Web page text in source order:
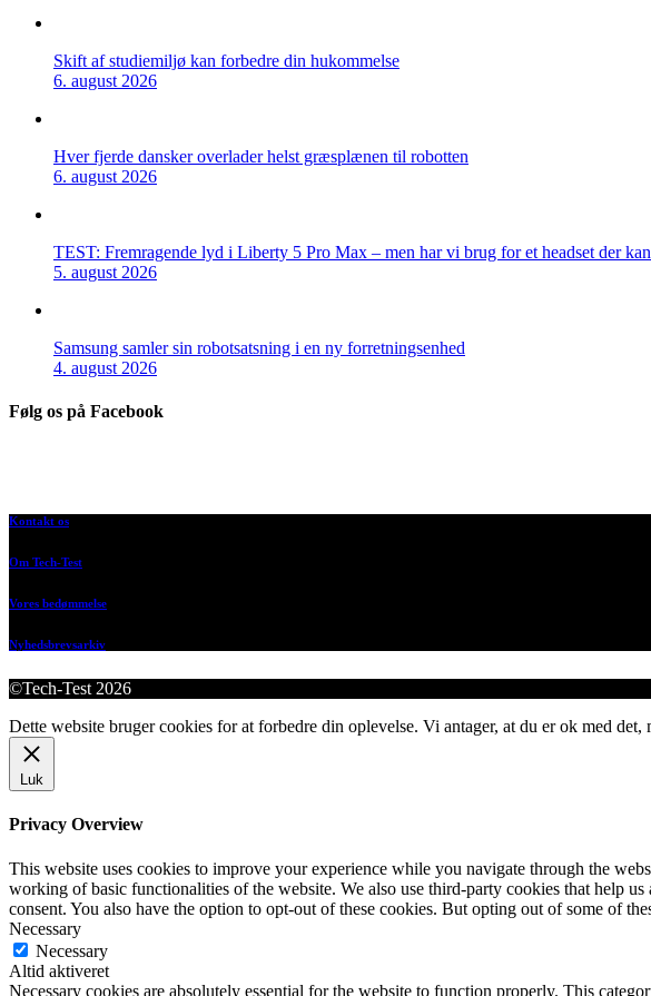
Skift af studiemiljø kan forbedre din hukommelse
6. august 2026
Hver fjerde dansker overlader helst græsplænen til robotten
6. august 2026
TEST: Fremragende lyd i Liberty 5 Pro Max – men har vi brug for et headset der
5. august 2026
Samsung samler sin robotsatsning i en ny forretningsenhed
4. august 2026
Følg os på Facebook
Kontakt os
Om Tech-Test
Vores bedømmelse
Nyhedsbrevsarkiv
©Tech-Test 2026
Dette website bruger cookies for at forbedre din oplevelse. Vi antager, at du er ok med det,
Luk
Privacy Overview
This website uses cookies to improve your experience while you navigate through the
working of basic functionalities of the website. We also use third-party cookies that help
consent. You also have the option to opt-out of these cookies. But opting out of some of
Necessary
Necessary
Altid aktiveret
Necessary cookies are absolutely essential for the website to function properly. This